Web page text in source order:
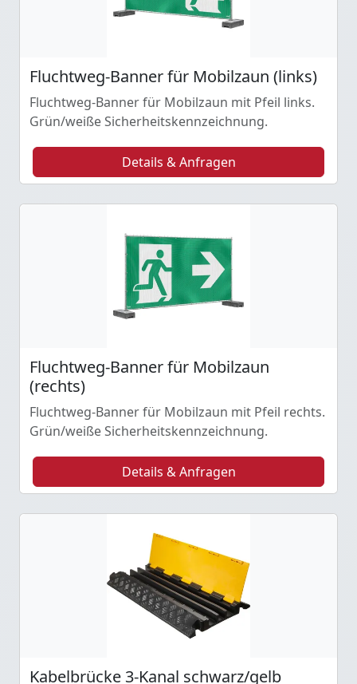
Fluchtweg-Banner für Mobilzaun (links)
Fluchtweg-Banner für Mobilzaun mit Pfeil links.
Grün/weiße Sicherheitskennzeichnung.
Details & Anfragen
Fluchtweg-Banner für Mobilzaun
(rechts)
Fluchtweg-Banner für Mobilzaun mit Pfeil rechts.
Grün/weiße Sicherheitskennzeichnung.
Details & Anfragen
Kabelbrücke 3-Kanal schwarz/gelb